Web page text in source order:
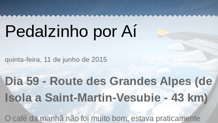
Pedalzinho por Aí
quinta-feira, 11 de junho de 2015
Dia 59 - Route des Grandes Alpes (de
Isola a Saint-Martin-Vesubie - 43 km)
O café da manhã não foi muito bom, estava praticamente